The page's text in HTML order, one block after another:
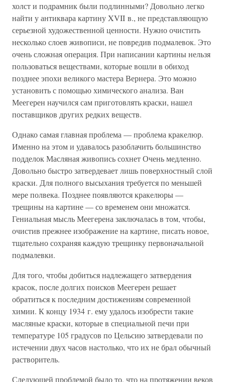
холст и подрамник были подлинными? Довольно легко
найти у антиквара картину XVII в., не представляющую
серьезной художественной ценности. Нужно очистить
несколько слоев живописи, не повредив подмалевок. Это
очень сложная операция. При написании картины нельзя
пользоваться веществами, которые вошли в обиход
позднее эпохи великого мастера Вернера. Это можно
установить с помощью химического анализа. Ван
Меегерен научился сам приготовлять краски, нашел
поставщиков других редких веществ.
Однако самая главная проблема — проблема кракелюр.
Именно на этом и удавалось разоблачить большинство
подделок Масляная живопись сохнет Очень медленно.
Довольно быстро затвердевает лишь поверхностный слой
краски. Для полного высыхания требуется по меньшей
мере полвека. Позднее появляются кракелюры —
трещины на картине — со временем они множатся.
Гениальная мысль Меегерена заключалась в том, чтобы,
очистив прежнее изображение на картине, писать новое,
тщательно сохраняя каждую трещинку первоначальной
подмалевки.
Для того, чтобы добиться надлежащего затвердения
красок, после долгих поисков Меегерен решает
обратиться к последним достижениям современной
химии. К концу 1934 г. ему удалось изобрести такие
масляные краски, которые в специальной печи при
температуре 105 градусов по Цельсию затвердевали по
истечении двух часов настолько, что их не брал обычный
растворитель.
Следующей проблемой было то, что на протяжении веков